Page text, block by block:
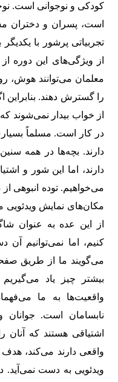
کودکی و نوجوانی است.
است، پسران و دختران
تجربیاتی پرشور با
از ویژگی‌های این دوره
معلمان می‌توانند هوش،
را گسترش دهند. بنابراین
از خواب بیدار نمی‌شوند
در کار است. مسلماً
دارند. بچه‌ها در همه
دارند، اما این شور و
می‌خواهیم. توده انبوهی
مکان‌های نمایش ویدئویی
از این عده به عنوان
کنیم، اما نمی‌توانیم
می‌گویند ما از طریق
بیشتر چیز یاد
واقعیت‌ها به ما
نابسامان است. جوانان
اشتیاقی هستند که آنان
واقعی دارند می‌کند،
ویدئویی به دست